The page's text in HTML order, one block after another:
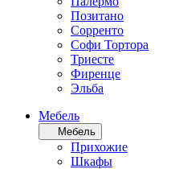
Позитано
Сорренто
Софи Тортора
Триесте
Фиренце
Эльба
Мебель
Мебель
Прихожие
Шкафы